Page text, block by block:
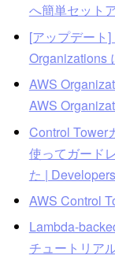
へ簡単セット
[アップデート
Organizations
AWS
AWS
Control Tower
使ってガード
た |
AWS Control
Lambda-
チュートリア